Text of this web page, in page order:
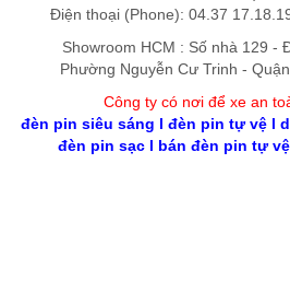
Điện thoại (Phone): 04.37
Showroom HCM : Số nhà 129 -
Phường Nguyễn Cư Trinh -
Công ty có nơi để xe an
đèn pin siêu sáng l đèn pin tự vệl
đèn pin sạcl bán đèn pin tự vệ